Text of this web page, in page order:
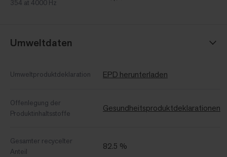
354 at 4000 Hz
Umweltdaten
Umweltproduktdeklaration EPD herunterladen
Offenlegung der
Produktinhaltsstoffe
Gesundheitsproduktdeklarationen
Gesamter recycelter
Anteil
82.5 %